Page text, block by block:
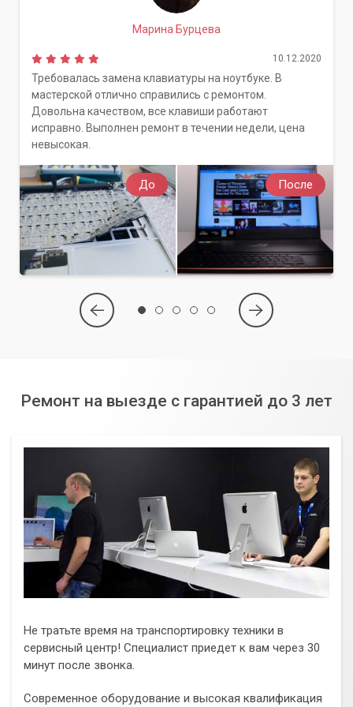
До После
Марина Бурцева
10.12.2020
Требовалась замена клавиатуры на ноутбуке. В
мастерской отлично справились с ремонтом.
Довольна качеством, все клавиши работают
исправно. Выполнен ремонт в течении недели, цена
невысокая.
Ремонт на выезде с гарантией до 3 лет
Не тратьте время на транспортировку техники в
сервисный центр! Специалист приедет к вам через 30
минут после звонка.
Современное оборудование и высокая квалификация